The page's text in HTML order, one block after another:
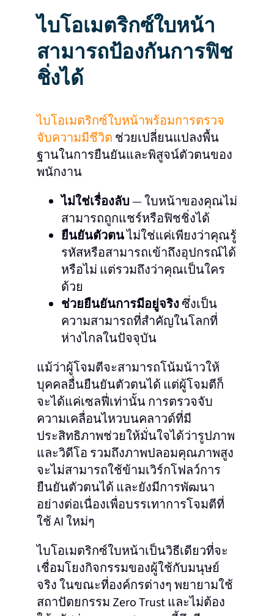
ไบโอเมตริกซ์ใบหน้า
สามารถป้องกันการฟิช
ชิ่งได้
ไบโอเมตริกซ์ใบหน้าพร้อมการตรวจ
จับความมีชีวิต ช่วยเปลี่ยนแปลงพื้น
ฐานในการยืนยันและพิสูจน์ตัวตนของ
พนักงาน
ไม่ใช่เรื่องลับ— ใบหน้าของคุณไม่
สามารถถูกแชร์หรือฟิชชิ่งได้
ยืนยันตัวตนไม่ใช่แค่เพียงว่าคุณรู้
รหัสหรือสามารถเข้าถึงอุปกรณ์ได้
หรือไม่ แต่รวมถึงว่าคุณเป็นใคร
ด้วย
ช่วยยืนยันการมีอยู่จริงซึ่งเป็น
ความสามารถที่สำคัญในโลกที่
ห่างไกลในปัจจุบัน
แม้ว่าผู้โจมตีจะสามารถโน้มน้าวให้
บุคคลอื่นยืนยันตัวตนได้ แต่ผู้โจมตีก็
จะได้แค่เซลฟี่เท่านั้น การตรวจจับ
ความเคลื่อนไหวบนคลาวด์ที่มี
ประสิทธิภาพช่วยให้มั่นใจได้ว่ารูปภาพ
และวิดีโอ รวมถึงภาพปลอมคุณภาพสูง
จะไม่สามารถใช้ข้ามเวิร์กโฟลว์การ
ยืนยันตัวตนได้ และยังมีการพัฒนา
อย่างต่อเนื่องเพื่อบรรเทาการโจมตีที่
ใช้ AI ใหม่ๆ
ไบโอเมตริกซ์ใบหน้าเป็นวิธีเดียวที่จะ
เชื่อมโยงกิจกรรมของผู้ใช้กับมนุษย์
จริง ในขณะที่องค์กรต่างๆ พยายามใช้
สถาปัตยกรรม Zero Trust และไม่ต้อง